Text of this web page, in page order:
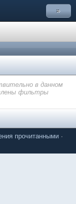
»
в данном
фильтры
прочитанными ·